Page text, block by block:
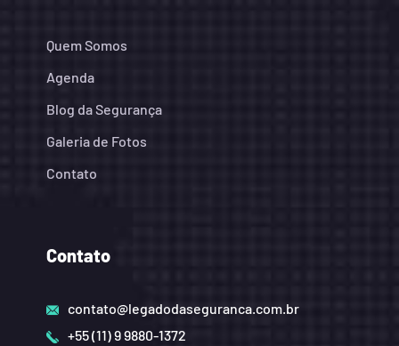
Quem Somos
Agenda
Blog da Segurança
Galeria de Fotos
Contato
Contato
contato@legadodaseguranca.com.br
+55 (11) 9 9880-1372